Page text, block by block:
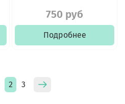
750 руб
Подробнее
2 3